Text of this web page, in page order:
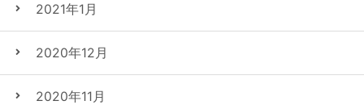
2021年1月
2020年12月
2020年11月